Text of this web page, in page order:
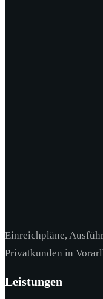
Einreichpläne,
Privatkunden in
Leistungen